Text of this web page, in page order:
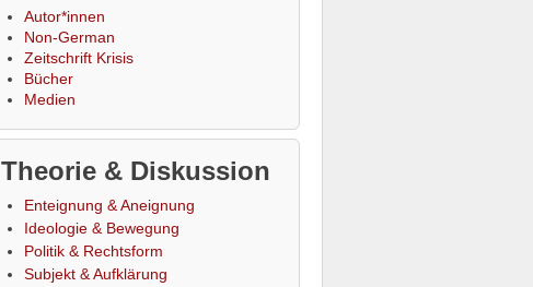
Autor*innen
Non-German
Zeitschrift Krisis
Bücher
Medien
Theorie & Diskussion
Enteignung & Aneignung
Ideologie & Bewegung
Politik & Rechtsform
Subjekt & Aufklärung